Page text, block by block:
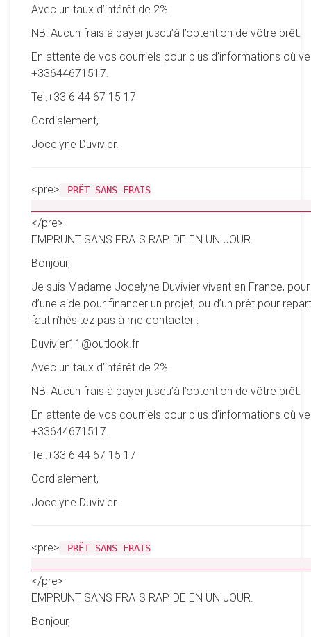
Avec un taux d’intérêt de 2%
NB: Aucun frais à payer jusqu’à l’obtention de vôtre prêt.
En attente de vos courriels pour plus d’informations où
+33644671517.
Tel:+33 6 44 67 15 17
Cordialement,
Jocelyne Duvivier.
<pre>
PRÊT SANS FRAIS
</pre>
EMPRUNT SANS FRAIS RAPIDE EN UN JOUR.
Bonjour,
Je suis Madame Jocelyne Duvivier vivant en France,
d’une aide pour financer un projet, ou d’un prêt pour
faut n’hésitez pas à me contacter :
Duvivier11@outlook.fr
Avec un taux d’intérêt de 2%
NB: Aucun frais à payer jusqu’à l’obtention de vôtre prêt.
En attente de vos courriels pour plus d’informations où
+33644671517.
Tel:+33 6 44 67 15 17
Cordialement,
Jocelyne Duvivier.
<pre>
PRÊT SANS FRAIS
</pre>
EMPRUNT SANS FRAIS RAPIDE EN UN JOUR.
Bonjour,